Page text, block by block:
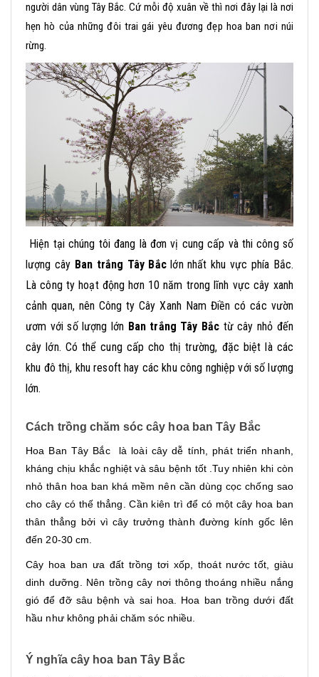
người dân vùng Tây Bắc. Cứ mỗi độ xuân về thì nơi đây lại là nơi
hẹn hò của những đôi trai gái yêu đương đẹp hoa ban nơi núi
rừng.
Hiện tại chúng tôi đang là đơn vị cung cấp và thi công số
lượng cây Ban trắng Tây Bắclớn nhất khu vực phía Bắc.
Là công ty hoạt động hơn 10 năm trong lĩnh vực cây xanh
cảnh quan, nên Công ty Cây Xanh Nam Điền có các vườn
ươm với số lượng lớn Ban trắng Tây Bắc từ cây nhỏ đến
cây lớn. Có thể cung cấp cho thị trường, đặc biệt là các
khu đô thị, khu resoft hay các khu công nghiệp với số lượng
lớn.
Cách trồng chăm sóc cây hoa ban Tây Bắc
Hoa Ban Tây Bắc là loài cây dễ tính, phát triển nhanh,
kháng chịu khắc nghiệt và sâu bệnh tốt .Tuy nhiên khi còn
nhỏ thân hoa ban khá mềm nên cần dùng cọc chống sao
cho cây có thế thẳng. Cần kiên trì để có một cây hoa ban
thân thẳng bởi vì cây trưởng thành đường kính gốc lên
đến 20-30 cm.
Cây hoa ban ưa đất trồng tơi xốp, thoát nước tốt, giàu
dinh dưỡng. Nên trồng cây nơi thông thoáng nhiều nắng
gió để đỡ sâu bệnh và sai hoa. Hoa ban trồng dưới đất
hầu như không phải chăm sóc nhiều.
Ý nghĩa cây hoa ban Tây Bắc